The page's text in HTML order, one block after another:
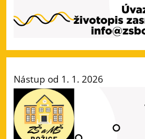
Nástup od 1. 1. 2026